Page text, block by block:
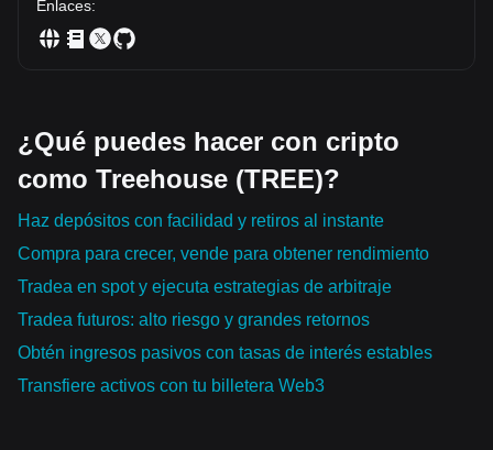
Enlaces:
¿Qué puedes hacer con cripto
como Treehouse (TREE)?
Haz depósitos con facilidad y retiros al instante
Compra para crecer, vende para obtener rendimiento
Tradea en spot y ejecuta estrategias de arbitraje
Tradea futuros: alto riesgo y grandes retornos
Obtén ingresos pasivos con tasas de interés estables
Transfiere activos con tu billetera Web3